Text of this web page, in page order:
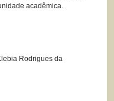
acadêmica.
Rodrigues da